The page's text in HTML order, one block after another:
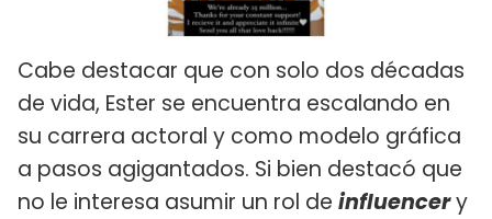
Cabe destacar que con solo dos décadas
de vida, Ester se encuentra escalando en
su carrera actoral y como modelo gráfica
a pasos agigantados. Si bien destacó que
no le interesa asumir un rol de influencery